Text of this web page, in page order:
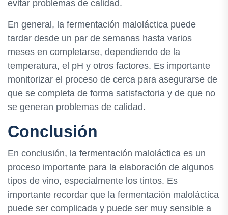
evitar problemas de calidad.
En general, la fermentación maloláctica puede
tardar desde un par de semanas hasta varios
meses en completarse, dependiendo de la
temperatura, el pH y otros factores. Es importante
monitorizar el proceso de cerca para asegurarse de
que se completa de forma satisfactoria y de que no
se generan problemas de calidad.
Conclusión
En conclusión, la fermentación maloláctica es un
proceso importante para la elaboración de algunos
tipos de vino, especialmente los tintos. Es
importante recordar que la fermentación maloláctica
puede ser complicada y puede ser muy sensible a